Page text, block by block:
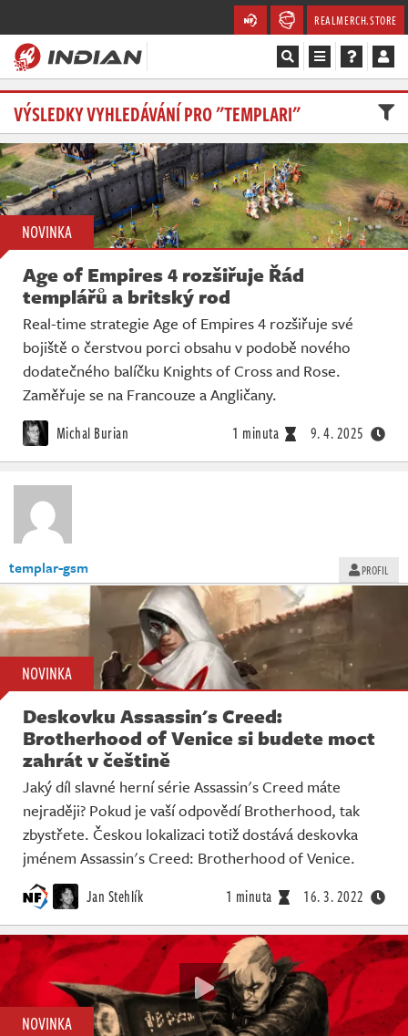
REALMERCH.STORE
Magazín
Recenze
Videa
Soutěže
Databáze
Komunita
Redakce
Živě
VÝSLEDKY VYHLEDÁVÁNÍ PRO "TEMPLARI"
NOVINKA
Age of Empires 4 rozšiřuje Řád
templářů a britský rod
Real-time strategie Age of Empires 4 rozšiřuje své
bojiště o čerstvou porci obsahu v podobě nového
dodatečného balíčku Knights of Cross and Rose.
Zaměřuje se na Francouze a Angličany.
Michal Burian 1 minuta 9. 4. 2025
templar-gsm PROFIL
NOVINKA
Deskovku Assassin's Creed:
Brotherhood of Venice si budete moct
zahrát v češtině
Jaký díl slavné herní série Assassin's Creed máte
nejraději? Pokud je vaší odpovědí Brotherhood, tak
zbystřete. Českou lokalizaci totiž dostává deskovka
jménem Assassin's Creed: Brotherhood of Venice.
Jan Stehlík 1 minuta 16. 3. 2022
NOVINKA